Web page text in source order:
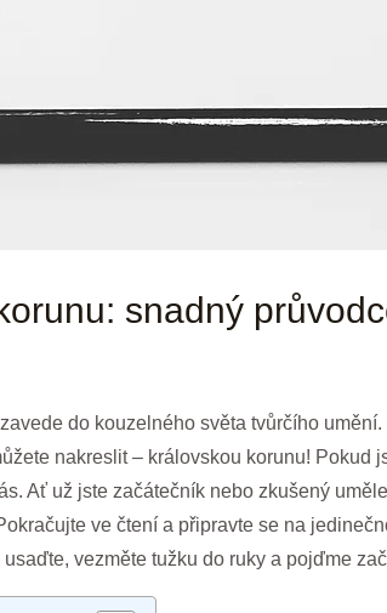
snadný
do kouzelného světa tvůrčího
nakreslit – královskou korunu! Pokud
Ať už jste začátečník nebo zkušený
ve čtení a připravte se na
vezměte tužku do ruky a pojďme